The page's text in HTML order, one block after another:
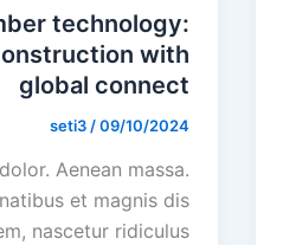
technology:
with
global connect
seti3 /09/10/2024
Aenean massa.
et magnis dis
nascetur ridiculus